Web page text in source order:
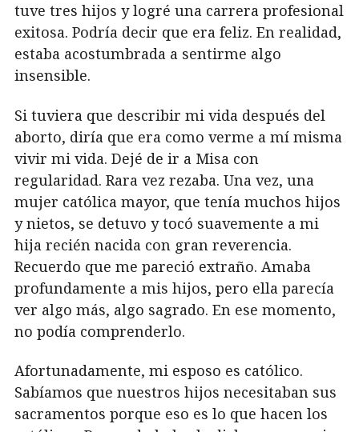
tuve tres hijos y logré una carrera profesional
exitosa. Podría decir que era feliz. En realidad,
estaba acostumbrada a sentirme algo
insensible.
Si tuviera que describir mi vida después del
aborto, diría que era como verme a mí misma
vivir mi vida. Dejé de ir a Misa con
regularidad. Rara vez rezaba. Una vez, una
mujer católica mayor, que tenía muchos hijos
y nietos, se detuvo y tocó suavemente a mi
hija recién nacida con gran reverencia.
Recuerdo que me pareció extraño. Amaba
profundamente a mis hijos, pero ella parecía
ver algo más, algo sagrado. En ese momento,
no podía comprenderlo.
Afortunadamente, mi esposo es católico.
Sabíamos que nuestros hijos necesitaban sus
sacramentos porque eso es lo que hacen los